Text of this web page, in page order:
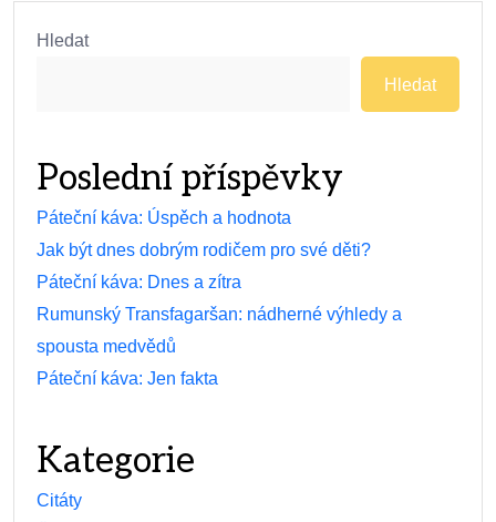
Hledat
Hledat
Poslední příspěvky
Páteční káva: Úspěch a hodnota
Jak být dnes dobrým rodičem pro své děti?
Páteční káva: Dnes a zítra
Rumunský Transfagaršan: nádherné výhledy a
spousta medvědů
Páteční káva: Jen fakta
Kategorie
Citáty